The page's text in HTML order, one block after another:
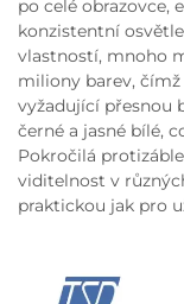
po celé obrazovce,
konzistentní
vlastností, mnoho
miliony barev,
vyžadující přesnou
černé a jasné bílé,
Pokročilá
viditelnost v
praktickou jak pro